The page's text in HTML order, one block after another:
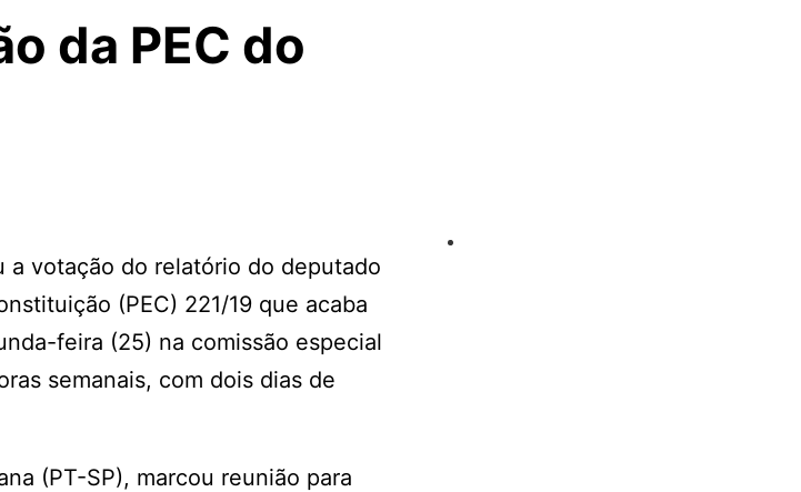
da PEC do
a votação do relatório do deputado
(PEC) 221/19 que acaba
feira (25) na comissão especial
semanais, com dois dias de
(PT-SP), marcou reunião para